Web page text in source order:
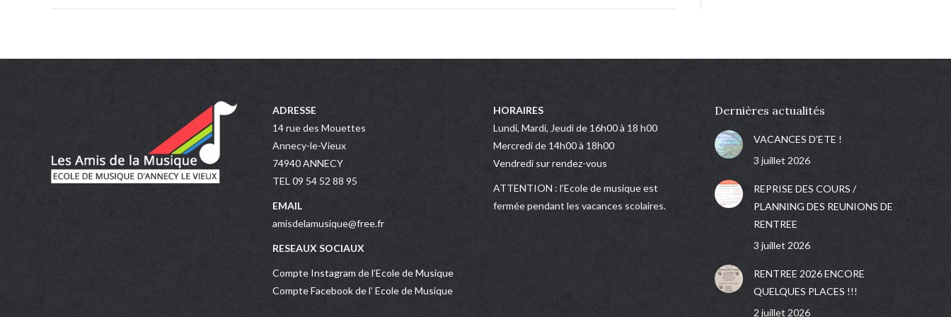
ADRESSE
14 rue des Mouettes
Annecy-le-Vieux
74940 ANNECY
TEL 09 54 52 88 95
EMAIL
amisdelamusique@free.fr
RESEAUX SOCIAUX
Compte Instagram de l’Ecole de Musique
Compte Facebook de l’ Ecole de Musique
HORAIRES
Lundi, Mardi, Jeudi de 16h00 à 18 h00
Mercredi de 14h00 à 18h00
Vendredi sur rendez-vous
ATTENTION : l’Ecole de musique est
fermée pendant les vacances scolaires.
Dernières actualités
VACANCES D’ETE !
3 juillet 2026
REPRISE DES COURS /
PLANNING DES REUNIONS DE
RENTREE
3 juillet 2026
RENTREE 2026 ENCORE
QUELQUES PLACES !!!
2 juillet 2026